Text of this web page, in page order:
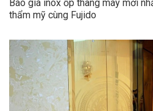
Báo giá inox ốp thang máy mới
thẩm mỹ cùng Fujido